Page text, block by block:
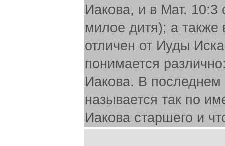
Иакова, и в Мат.
милое дитя); а
отличен от Иуды
понимается
Иакова. В последнем
называется так по
Иакова старшего и